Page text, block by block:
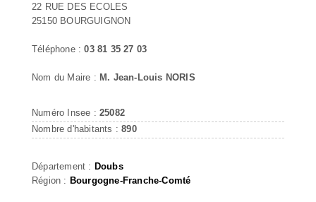
22 RUE DES ECOLES
25150 BOURGUIGNON
Téléphone :03 81 35 27 03
Nom du Maire : M. Jean-Louis NORIS
Numéro Insee : 25082
Nombre d'habitants :890
Département : Doubs
Région : Bourgogne-Franche-Comté